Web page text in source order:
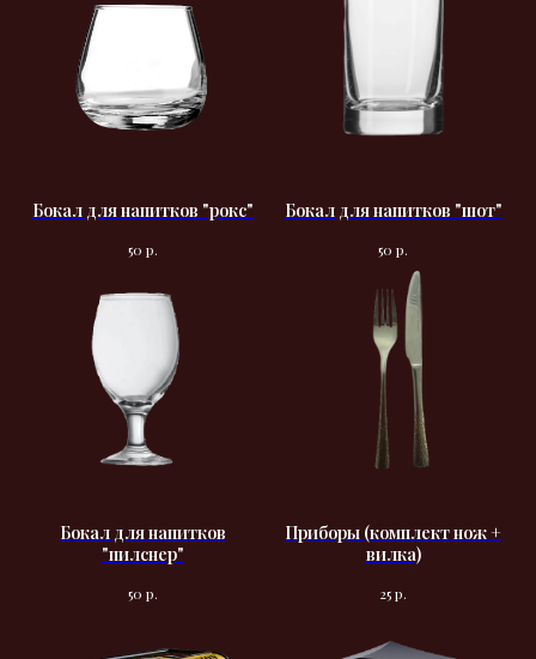
Бокал для напитков "рокс"
50 р.
Бокал для напитков "шот"
50 р.
Бокал для напитков
"пилснер"
50 р.
Приборы (комплект нож +
вилка)
25р.